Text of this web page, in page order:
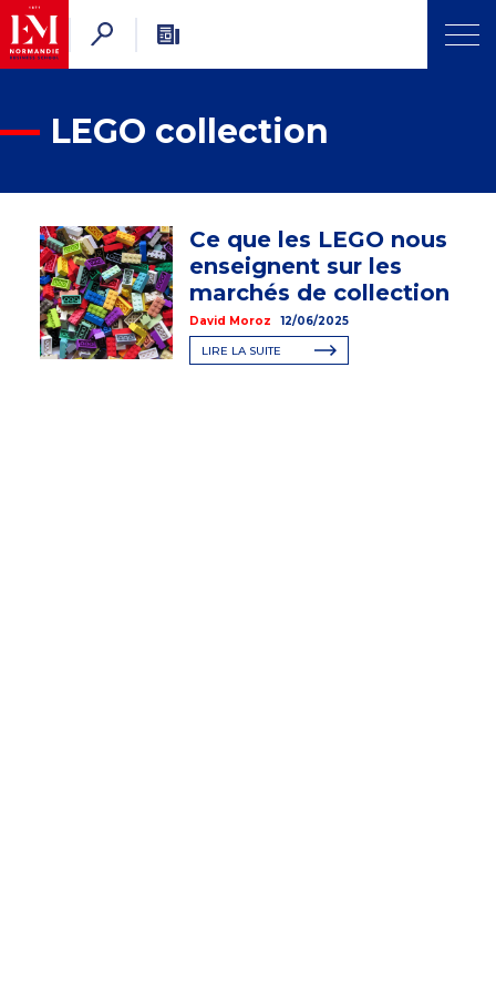
LEGO collection
Ce que les LEGO nous
enseignent sur les
marchés de collection
David Moroz 12/06/2025
LIRE LA SUITE